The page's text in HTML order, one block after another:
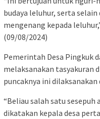
budaya leluhur, serta
mengenang kepada
(09/08/2024)
Pemerintah Desa Pingkuk
melaksanakan tasyakuran
puncaknya ini dilaksanakan
“Beliau salah satu
dikatakan kepala desa